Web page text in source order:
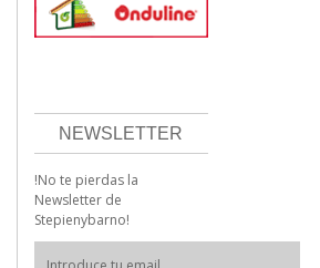
NEWSLETTER
!No te pierdas la
Newsletter de
Stepienybarno!